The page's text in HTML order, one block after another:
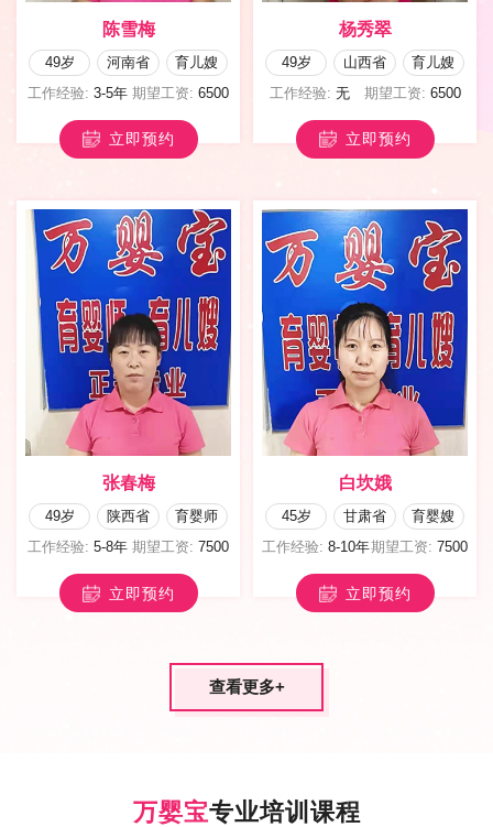
育儿嫂
期望工资:6500
49岁 山西省
育儿嫂
工作经验:无 期望工资:6500
40岁
河北
工作经验:无
育婴师
期望工资:7500
45岁 甘肃省
育婴嫂
工作经验:8-10年 期望工资:7500
48岁
黑龙
工作经验:8-10年
查看更多+
万婴宝专业培训课程